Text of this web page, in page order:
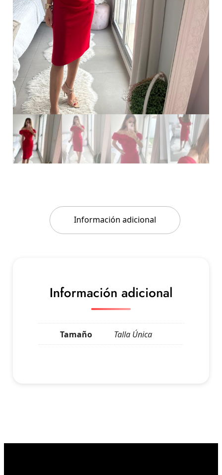
Información adicional
Información adicional
Tamaño Talla Única